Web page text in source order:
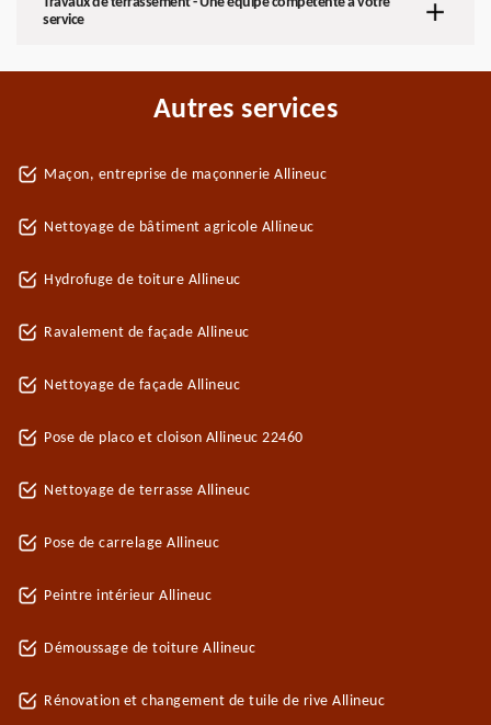
service
Autres services
Maçon, entreprise de maçonnerie Allineuc
Nettoyage de bâtiment agricole Allineuc
Hydrofuge de toiture Allineuc
Ravalement de façade Allineuc
Nettoyage de façade Allineuc
Pose de placo et cloison Allineuc 22460
Nettoyage de terrasse Allineuc
Pose de carrelage Allineuc
Peintre intérieur Allineuc
Démoussage de toiture Allineuc
Rénovation et changement de tuile de rive Allineuc